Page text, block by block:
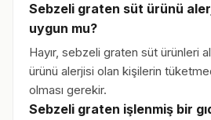
Sebzeli graten süt ürünü
uygun mu?
Hayır, sebzeli graten süt ürünleri
ürünü alerjisi olan kişilerin
olması gerekir.
Sebzeli graten işlenmiş bir